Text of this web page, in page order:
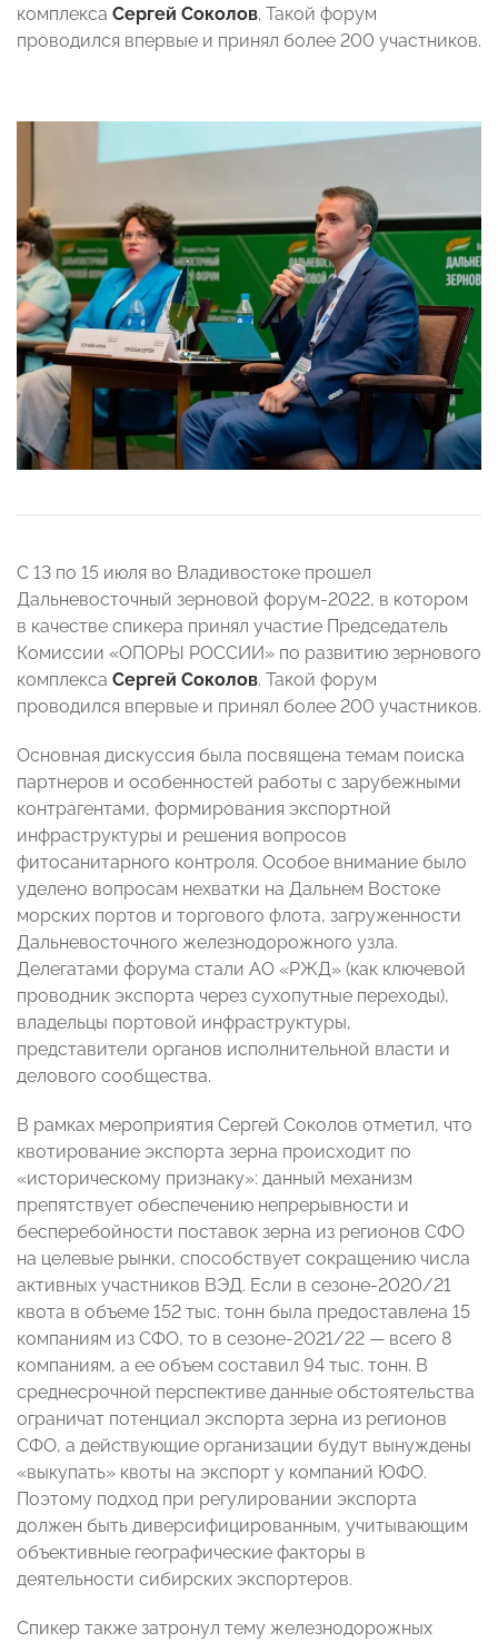
комплекса Сергей Соколов. Такой форум
проводился впервые и принял более 200 участников.
С 13 по 15 июля во Владивостоке прошел
Дальневосточный зерновой форум-2022, в котором
в качестве спикера принял участие Председатель
Комиссии «ОПОРЫ РОССИИ» по развитию зернового
комплекса Сергей Соколов. Такой форум
проводился впервые и принял более 200 участников.
Основная дискуссия была посвящена темам поиска
партнеров и особенностей работы с зарубежными
контрагентами, формирования экспортной
инфраструктуры и решения вопросов
фитосанитарного контроля. Особое внимание было
уделено вопросам нехватки на Дальнем Востоке
морских портов и торгового флота, загруженности
Дальневосточного железнодорожного узла.
Делегатами форума стали АО «РЖД» (как ключевой
проводник экспорта через сухопутные переходы),
владельцы портовой инфраструктуры,
представители органов исполнительной власти и
делового сообщества.
В рамках мероприятия Сергей Соколов отметил, что
квотирование экспорта зерна происходит по
«историческому признаку»: данный механизм
препятствует обеспечению непрерывности и
бесперебойности поставок зерна из регионов СФО
на целевые рынки, способствует сокращению числа
активных участников ВЭД. Если в сезоне-2020/21
квота в объеме 152 тыс. тонн была предоставлена 15
компаниям из СФО, то в сезоне-2021/22 — всего 8
компаниям, а ее объем составил 94 тыс. тонн. В
среднесрочной перспективе данные обстоятельства
ограничат потенциал экспорта зерна из регионов
СФО, а действующие организации будут вынуждены
«выкупать» квоты на экспорт у компаний ЮФО.
Поэтому подход при регулировании экспорта
должен быть диверсифицированным, учитывающим
объективные географические факторы в
деятельности сибирских экспортеров.
Спикер также затронул тему железнодорожных